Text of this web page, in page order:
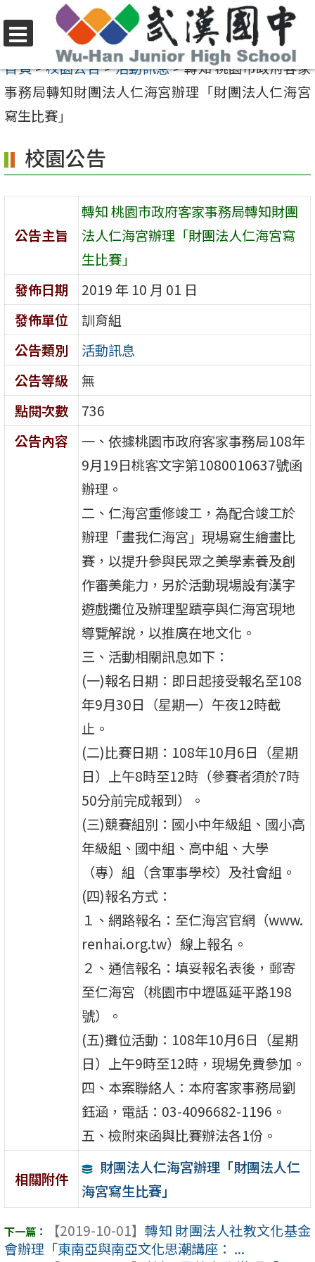
至
要
內
區
選
單
首頁>校園公告>活動訊息>轉知 桃園市政府客家
事務局轉知財團法人仁海宮辦理「財團法人仁海宮
寫生比賽」
校園公告
公告主旨
轉知 桃園市政府客家事務局轉知財團
法人仁海宮辦理「財團法人仁海宮寫
生比賽」
發佈日期
2019 年 10 月 01 日
發佈單位
訓育組
公告類別
活動訊息
公告等級
無
點閱次數
736
公告內容
一、依據桃園市政府客家事務局108年
9月19日桃客文字第1080010637號函
辦理。
二、仁海宮重修竣工，為配合竣工於
辦理「畫我仁海宮」現場寫生繪畫比
賽，以提升參與民眾之美學素養及創
作審美能力，另於活動現場設有漢字
遊戲攤位及辦理聖蹟亭與仁海宮現地
導覽解說，以推廣在地文化。
三、活動相關訊息如下：
(一)報名日期：即日起接受報名至108
年9月30日（星期一）午夜12時截
止。
(二)比賽日期：108年10月6日（星期
日）上午8時至12時（參賽者須於7時
50分前完成報到）。
(三)競賽組別：國小中年級組、國小高
年級組、國中組、高中組、大學
（專）組（含軍事學校）及社會組。
(四)報名方式：
１、網路報名：至仁海宮官網（www.
renhai.org.tw）線上報名。
２、通信報名：填妥報名表後，郵寄
至仁海宮（桃園市中壢區延平路198
號）。
(五)攤位活動：108年10月6日（星期
日）上午9時至12時，現場免費參加。
四、本案聯絡人：本府客家事務局劉
鈺涵，電話：03-4096682-1196。
五、檢附來函與比賽辦法各1份。
相關附件
財團法人仁海宮辦理「財團法人仁
海宮寫生比賽」
【2019-10-01】 轉知 財團法人社教文化基金
會辦理「東南亞與南亞文化思潮講座： ...